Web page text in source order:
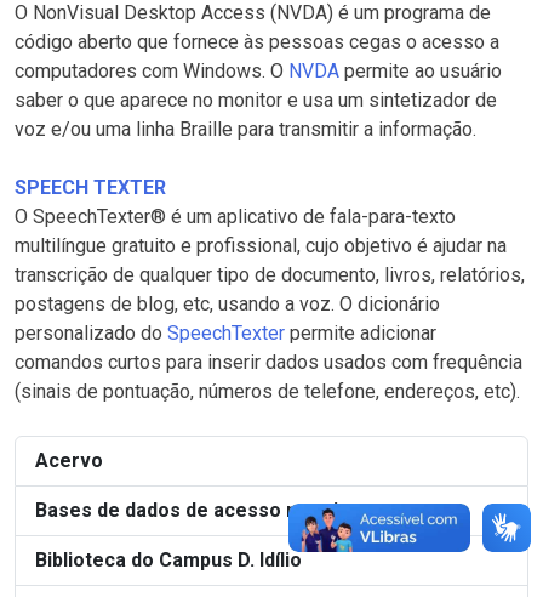
Acervo
Bases de dados de acesso restrito
Biblioteca do Campus D. Idílio
O NonVisual Desktop Access (NVDA) é um programa de
código aberto que fornece às pessoas cegas o acesso a
computadores com Windows. O NVDA permite ao usuário
saber o que aparece no monitor e usa um sintetizador de
voz e/ou uma linha Braille para transmitir a informação.
SPEECH TEXTER
O SpeechTexter® é um aplicativo de fala-para-texto
multilíngue gratuito e profissional, cujo objetivo é ajudar na
transcrição de qualquer tipo de documento, livros, relatórios,
postagens de blog, etc, usando a voz. O dicionário
personalizado do SpeechTexter permite adicionar
comandos curtos para inserir dados usados com frequência
(sinais de pontuação, números de telefone, endereços, etc).